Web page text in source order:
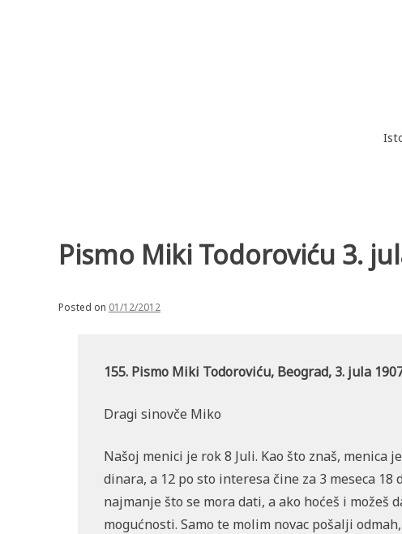
Pismo Miki Todoroviću 3.
Posted on 01/12/2012
155. Pismo Miki Todoroviću, Beograd, 3. jula
Dragi sinovče Miko
Našoj menici je rok 8 Juli. Kao što znaš, menica
dinara, a 12 po sto interesa čine za 3 meseca
najmanje što se mora dati, a ako hoćeš i
mogućnosti. Samo te molim novac pošalji